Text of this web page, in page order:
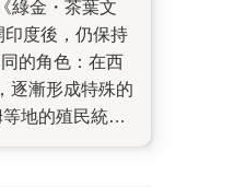
度後，仍保持
的角色：在西
逐漸形成特殊的
地的殖民統